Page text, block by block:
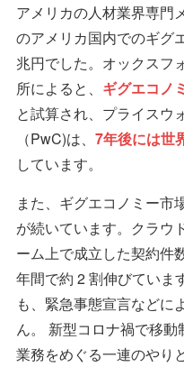
アメリカの人材業界専門
のアメリカ国内でのギグ
兆円でした。オックスフ
所によると、 ギグエコノ
と試算され、プライスウ
（PwC)は、 7年後には世
しています。
また、ギグエコノミー市
が続いています。クラウ
ーム上で成立した契約件
年間で約 2 割伸びていま
も、緊急事態宣言などに
ん。 新型コロナ禍で移
業務をめぐる一連のやり